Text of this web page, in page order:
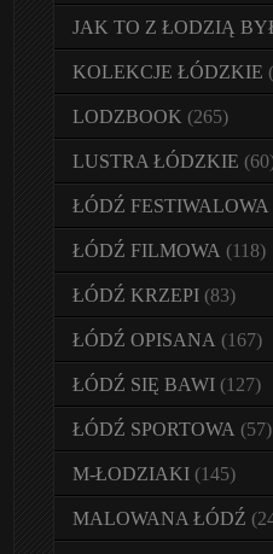
JAK TO Z ŁODZIĄ
KOLEKCJE ŁÓDZKIE
LODZBOOK (265)
LUSTRA ŁÓDZKIE
ŁÓDŹ FESTIWALOWA
ŁÓDŹ FILMOWA (118)
ŁÓDŹ KRZEPI (83)
ŁÓDŹ OPISANA (167)
ŁÓDŹ SIĘ BAWI (127)
ŁÓDŹ SPORTOWA (57)
M-ŁODZIAKI (145)
MALOWANA ŁÓDŹ